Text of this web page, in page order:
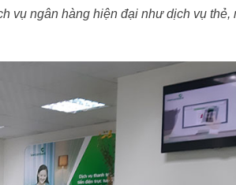
vụ ngân hàng hiện đại như dịch vụ thẻ,